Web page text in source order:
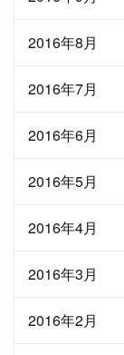
2016年8月
2016年7月
2016年6月
2016年5月
2016年4月
2016年3月
2016年2月